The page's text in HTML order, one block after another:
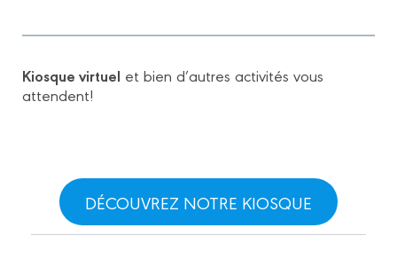
Kiosque virtuel et bien d’autres activités vous
attendent!
DÉCOUVREZ NOTRE KIOSQUE